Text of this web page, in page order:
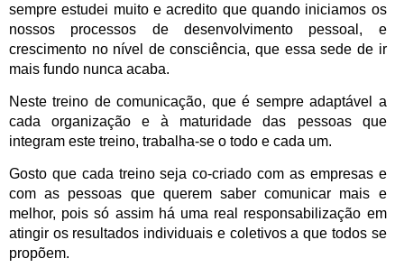
sempre estudei muito e acredito que quando iniciamos os
nossos processos de desenvolvimento pessoal, e
crescimento no nível de consciência, que essa sede de ir
mais fundo nunca acaba.
Neste treino de comunicação, que é sempre adaptável a
cada organização e à maturidade das pessoas que
integram este treino, trabalha-se o todo e cada um.
Gosto que cada treino seja co-criado com as empresas e
com as pessoas que querem saber comunicar mais e
melhor, pois só assim há uma real responsabilização em
atingir os resultados individuais e coletivos a que todos se
propõem.